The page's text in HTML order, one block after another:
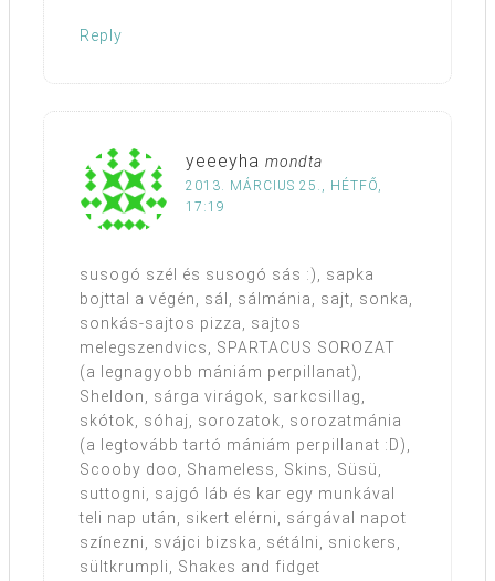
Reply
yeeeyha mondta
2013. MÁRCIUS 25., HÉTFŐ,
17:19
susogó szél és susogó sás :), sapka
bojttal a végén, sál, sálmánia, sajt, sonka,
sonkás-sajtos pizza, sajtos
melegszendvics, SPARTACUS SOROZAT
(a legnagyobb mániám perpillanat),
Sheldon, sárga virágok, sarkcsillag,
skótok, sóhaj, sorozatok, sorozatmánia
(a legtovább tartó mániám perpillanat :D),
Scooby doo, Shameless, Skins, Süsü,
suttogni, sajgó láb és kar egy munkával
teli nap után, sikert elérni, sárgával napot
színezni, svájci bizska, sétálni, snickers,
sültkrumpli, Shakes and fidget